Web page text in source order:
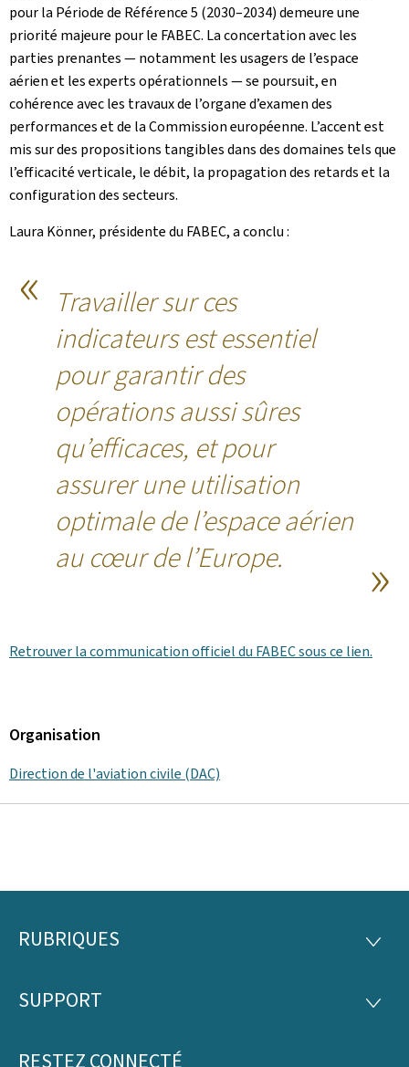
pour la Période de Référence 5 (2030–2034) demeure une
priorité majeure pour le FABEC. La concertation avec les
parties prenantes — notamment les usagers de l’espace
aérien et les experts opérationnels — se poursuit, en
cohérence avec les travaux de l’organe d’examen des
performances et de la Commission européenne. L’accent est
mis sur des propositions tangibles dans des domaines tels que
l’efficacité verticale, le débit, la propagation des retards et la
configuration des secteurs.
Laura Könner, présidente du FABEC, a conclu :
Travailler sur ces
indicateurs est essentiel
pour garantir des
opérations aussi sûres
qu’efficaces, et pour
assurer une utilisation
optimale de l’espace aérien
au cœur de l’Europe.
Retrouver la communication officiel du FABEC sous ce lien.
Organisation
Direction de l'aviation civile (DAC)
Pied
page
RUBRIQUES
SUPPORT
RESTEZ CONNECTÉ